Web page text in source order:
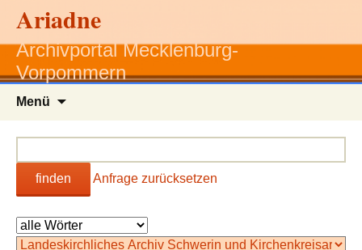
Ariadne
Archivportal Mecklenburg-
Vorpommern
Menü
finden Anfrage zurücksetzen